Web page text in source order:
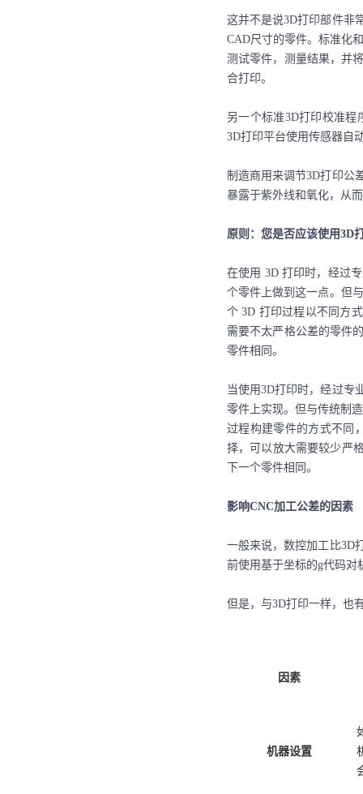
这并不是说3D打印部件非
CAD尺寸的零件。标准化
测试零件，测量结果，并
合打印。
另一个标准3D打印校准程
3D打印平台使用传感器自
制造商用来调节3D打印公
暴露于紫外线和氧化，从
原则 ：您是否应该使用3D
在使用 3D 打印时，经过
个零件上做到这一点。但
个 3D 打印过程以不同方
需要不太严格公差的零件
零件相同。
当使用3D打印时，经过专
零件上实现。但与传统制
过程构建零件的方式不同
择，可以放大需要较少严
下一个零件相同。
影响CNC加工公差的因素
一般来说，数控加工比3D
前使用基于坐标的g代码对
但是，与3D打印一样，也
因素
机器设置